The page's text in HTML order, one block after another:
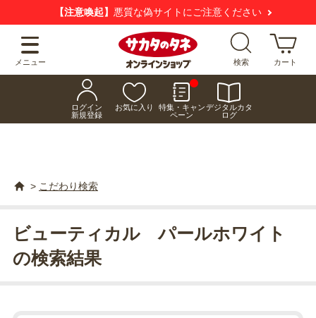
【注意喚起】 悪質な偽サイトにご注意ください
メニュー 検索 カート
ログイン
新規登録
お気に入り
特集・キャン
ペーン
デジタルカタ
ログ
> こだわり検索
ビューティカル パールホワイト
の検索結果